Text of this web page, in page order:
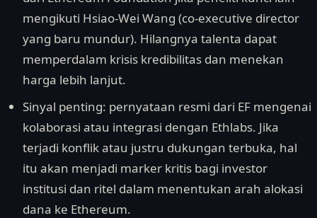
mengikuti Hsiao-Wei Wang (co-executive director
yang baru mundur). Hilangnya talenta dapat
memperdalam krisis kredibilitas dan menekan
harga lebih lanjut.
Sinyal penting: pernyataan resmi dari EF mengenai
kolaborasi atau integrasi dengan Ethlabs. Jika
terjadi konflik atau justru dukungan terbuka, hal
itu akan menjadi marker kritis bagi investor
institusi dan ritel dalam menentukan arah alokasi
dana ke Ethereum.